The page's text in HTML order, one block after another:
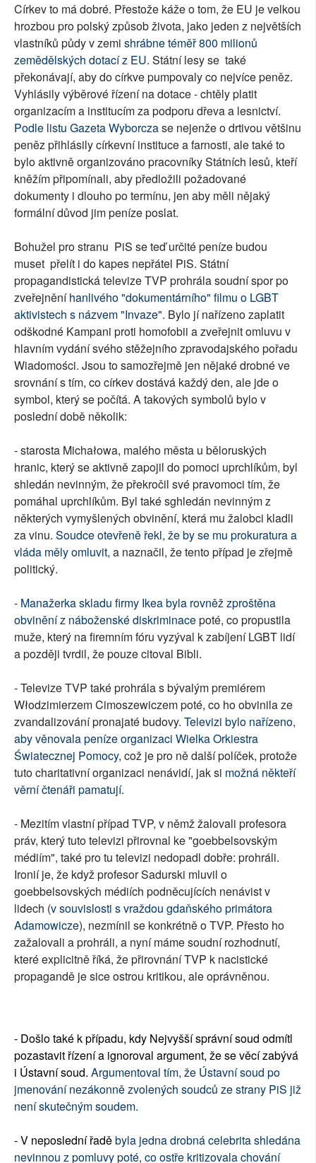
Církev to má dobré. Přestože káže o tom, že EU je velkou
hrozbou pro polský způsob života, jako jeden z největších
vlastníků půdy v zemi shrábne téměř 800 milionů
zemědělských dotací z EU. Státní lesy se také
překonávají, aby do církve pumpovaly co nejvíce peněz.
Vyhlásily výběrové řízení na dotace - chtěly platit
organizacím a institucím za podporu dřeva a lesnictví.
Podle listu Gazeta Wyborczase nejenže o drtivou většinu
peněz přihlásily církevní instituce a farnosti, ale také to
bylo aktivně organizováno pracovníky Státních lesů, kteří
kněžím připomínali, aby předložili požadované
dokumenty i dlouho po termínu, jen aby měli nějaký
formální důvod jim peníze poslat.
Bohužel pro stranu PiS se teď určité peníze budou
muset přelít i do kapes nepřátel PiS. Státní
propagandistická televize TVP prohrála soudní spor po
zveřejněníhanlivého "dokumentárního" filmu o LGBT
aktivistech s názvem "Invaze". Bylo jí nařízeno zaplatit
odškodné Kampani proti homofobii a zveřejnit omluvu v
hlavním vydání svého stěžejního zpravodajského pořadu
Wiadomości. Jsou to samozřejmě jen nějaké drobné ve
srovnání s tím, co církev dostává každý den, ale jde o
symbol, který se počítá. A takových symbolů bylo v
poslední době několik:
- starosta Michałowa, malého města u běloruských
hranic, který se aktivně zapojil do pomoci uprchlíkům, byl
shledán nevinným, že překročil své pravomoci tím, že
pomáhal uprchlíkům. Byl také sghledán nevinným z
některých vymyšlených obvinění, která mu žalobci kladli
za vinu. Soudce otevřeně řekl, že by se mu prokuratura a
vláda měly omluvit, a naznačil, že tento případ je zřejmě
politický.
- Manažerka skladu firmy Ikea byla rovněž zproštěna
obvinění z náboženské diskriminacepoté, co propustila
muže, který na firemním fóru vyzýval k zabíjení LGBT lidí
a později tvrdil, že pouze citoval Bibli.
- Televize TVP také prohrála s bývalým premiérem
Włodzimierzem Cimoszewiczem poté, co ho obvinila ze
zvandalizování pronajaté budovy. Televizi bylo nařízeno,
aby věnovala peníze organizaci Wielka Orkiestra
Światecznej Pomocy, což je pro ně další políček, protože
tuto charitativní organizaci nenávidí, jak si možná někteří
věrní čtenáři pamatují.
- Mezitím vlastní případ TVP, v němž žalovali profesora
práv, který tuto televizi přirovnal ke "goebbelsovským
médiím", také pro tu televizi nedopadl dobře: prohráli.
Ironií je, že když profesor Sadurski mluvil o
goebbelsovských médiích podněcujících nenávist v
lidech (v souvislosti s vraždou gdaňského primátora
Adamowicze), nezmínil se konkrétně o TVP. Přesto ho
zažalovali a prohráli, a nyní máme soudní rozhodnutí,
které explicitně říká, že přirovnání TVP k nacistické
propagandě je sice ostrou kritikou, ale oprávněnou.
- Došlo také k případu, kdy Nejvyšší správní soud odmítl
pozastavit řízení a ignoroval argument, že se věcí zabývá
i Ústavní soud. Argumentoval tím, že Ústavní soud po
jmenování nezákonně zvolených soudců ze strany PiS již
není skutečným soudem.
- V neposlední řaděbyla jedna drobná celebrita shledána
nevinnou z pomluvy poté, co ostře kritizovala chování